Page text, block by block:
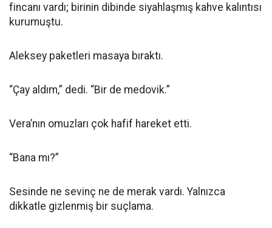
fincanı vardı; birinin dibinde siyahlaşmış kahve kalıntısı
kurumuştu.
Aleksey paketleri masaya bıraktı.
“Çay aldım,” dedi. “Bir de medovik.”
Vera’nın omuzları çok hafif hareket etti.
“Bana mı?”
Sesinde ne sevinç ne de merak vardı. Yalnızca
dikkatle gizlenmiş bir suçlama.